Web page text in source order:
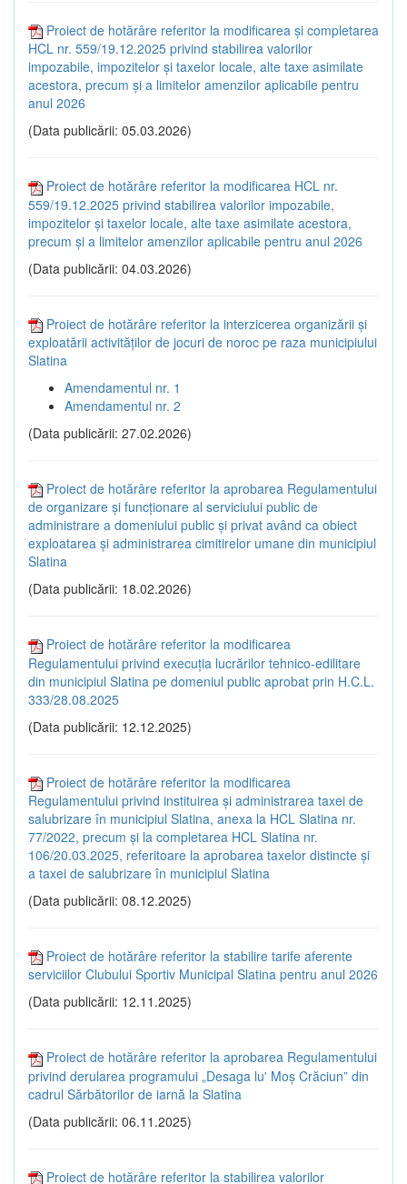
Proiect de hotărâre referitor la modificarea și completarea
HCL nr. 559/19.12.2025 privind stabilirea valorilor
impozabile, impozitelor și taxelor locale, alte taxe asimilate
acestora, precum și a limitelor amenzilor aplicabile pentru
anul 2026
(Data publicării: 05.03.2026)
Proiect de hotărâre referitor la modificarea HCL nr.
559/19.12.2025 privind stabilirea valorilor impozabile,
impozitelor și taxelor locale, alte taxe asimilate acestora,
precum și a limitelor amenzilor aplicabile pentru anul 2026
(Data publicării: 04.03.2026)
Proiect de hotărâre referitor la interzicerea organizării și
exploatării activităților de jocuri de noroc pe raza municipiului
Slatina
Amendamentul nr. 1
Amendamentul nr. 2
(Data publicării: 27.02.2026)
Proiect de hotărâre referitor la aprobarea Regulamentului
de organizare și funcționare al serviciului public de
administrare a domeniului public și privat având ca obiect
exploatarea și administrarea cimitirelor umane din municipiul
Slatina
(Data publicării: 18.02.2026)
Proiect de hotărâre referitor la modificarea
Regulamentului privind execuția lucrărilor tehnico-edilitare
din municipiul Slatina pe domeniul public aprobat prin H.C.L.
333/28.08.2025
(Data publicării: 12.12.2025)
Proiect de hotărâre referitor la modificarea
Regulamentului privind instituirea și administrarea taxei de
salubrizare în municipiul Slatina, anexa la HCL Slatina nr.
77/2022, precum și la completarea HCL Slatina nr.
106/20.03.2025, referitoare la aprobarea taxelor distincte și
a taxei de salubrizare în municipiul Slatina
(Data publicării: 08.12.2025)
Proiect de hotărâre referitor la stabilire tarife aferente
serviciilor Clubului Sportiv Municipal Slatina pentru anul 2026
(Data publicării: 12.11.2025)
Proiect de hotărâre referitor la aprobarea Regulamentului
privind derularea programului „Desaga lu' Moș Crăciun” din
cadrul Sărbătorilor de iarnă la Slatina
(Data publicării: 06.11.2025)
Proiect de hotărâre referitor la stabilirea valorilor